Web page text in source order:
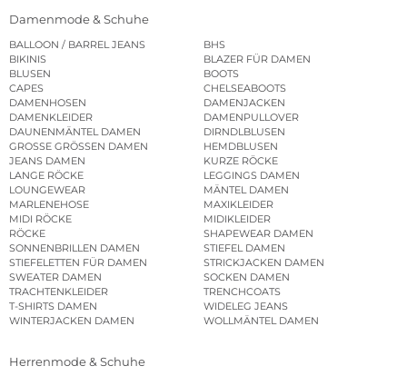
Damenmode & Schuhe
BALLOON / BARREL JEANS
BHS
BIKINIS
BLAZER FÜR DAMEN
BLUSEN
BOOTS
CAPES
CHELSEABOOTS
DAMENHOSEN
DAMENJACKEN
DAMENKLEIDER
DAMENPULLOVER
DAUNENMÄNTEL DAMEN
DIRNDLBLUSEN
GROSSE GRÖSSEN DAMEN
HEMDBLUSEN
JEANS DAMEN
KURZE RÖCKE
LANGE RÖCKE
LEGGINGS DAMEN
LOUNGEWEAR
MÄNTEL DAMEN
MARLENEHOSE
MAXIKLEIDER
MIDI RÖCKE
MIDIKLEIDER
RÖCKE
SHAPEWEAR DAMEN
SONNENBRILLEN DAMEN
STIEFEL DAMEN
STIEFELETTEN FÜR DAMEN
STRICKJACKEN DAMEN
SWEATER DAMEN
SOCKEN DAMEN
TRACHTENKLEIDER
TRENCHCOATS
T-SHIRTS DAMEN
WIDELEG JEANS
WINTERJACKEN DAMEN
WOLLMÄNTEL DAMEN
Herrenmode & Schuhe